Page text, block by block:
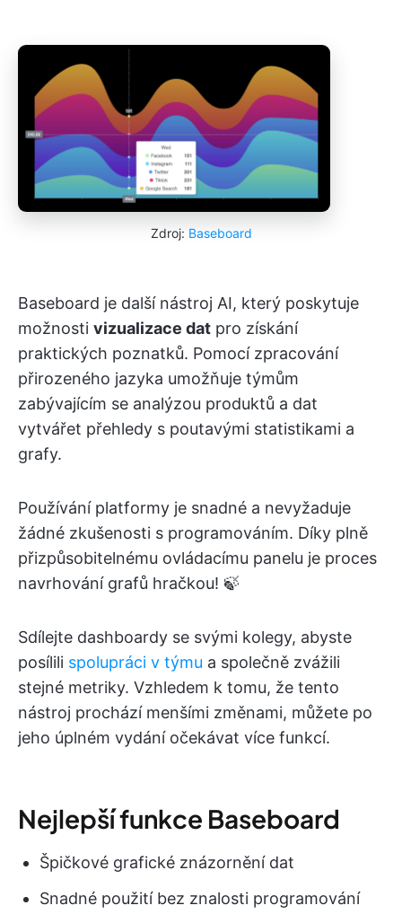
Zdroj: Baseboard
Baseboard je další nástroj AI, který poskytuje
možnosti vizualizace dat pro získání
praktických poznatků. Pomocí zpracování
přirozeného jazyka umožňuje týmům
zabývajícím se analýzou produktů a dat
vytvářet přehledy s poutavými statistikami a
grafy.
Používání platformy je snadné a nevyžaduje
žádné zkušenosti s programováním. Díky plně
přizpůsobitelnému ovládacímu panelu je proces
navrhování grafů hračkou! 🍃
Sdílejte dashboardy se svými kolegy, abyste
posílili spolupráci v týmu a společně zvážili
stejné metriky. Vzhledem k tomu, že tento
nástroj prochází menšími změnami, můžete po
jeho úplném vydání očekávat více funkcí.
Nejlepší funkce Baseboard
Špičkové grafické znázornění dat
Snadné použití bez znalosti programování